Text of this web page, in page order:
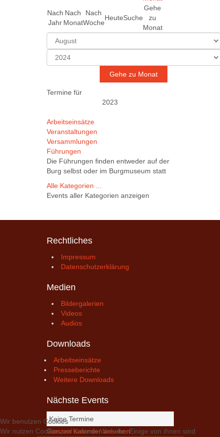
Nach
Jahr
Nach
Monat
Nach
Woche
HeuteSuche
Gehe
zu
Monat
Gehe zu Monat
Termine für
2023
Limite
der
Paginierungsliste
Arbeitseinsätze
Veranstaltungen
Versammlungen
Führungen
Die Führungen finden entweder auf der
Burg selbst oder im Burgmuseum statt
Alle Kategorien ...
Events aller Kategorien anzeigen
Rechtliches
Impressum
Datenschutzerklärung
Medien
Bildergalerien
Videos
Audios
Downloads
Arbeitseinsätze
Presseberichte
Weitere Downloads
Nächste Events
Keine Termine
Ganzen Kalender ansehen
Wir benutzen Cookies
Wir nutzen Cookies auf unserer Website. Einige von ihnen sind